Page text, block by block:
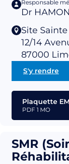
Responsable
Dr
Site
12/14
87000
S'y rendre
Plaquette
PDF 1 MO
SMR